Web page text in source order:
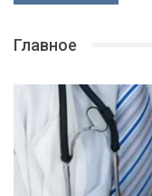
Главное